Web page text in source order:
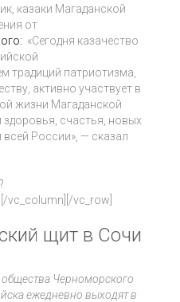
казаки Магаданской
от
«Сегодня казачество
традиций патриотизма,
активно участвует в
жизни Магаданской
счастья, новых
России», — сказал
vc_column][/vc_row]
щит в Сочи
Черноморского
ежедневно выходят в